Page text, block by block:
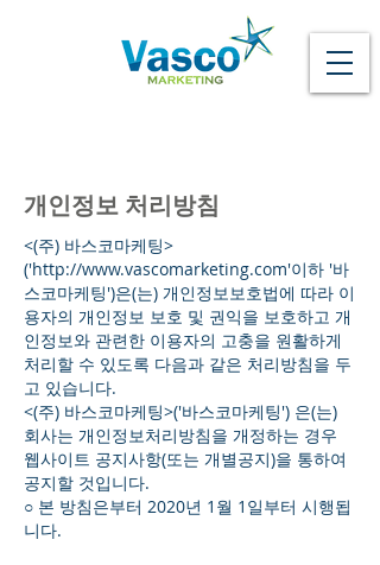
개인정보 처리방침
<(주) 바스코마케팅>
('http://www.vascomarketing.com'이하 '바
스코마케팅')은(는) 개인정보보호법에 따라 이
용자의 개인정보 보호 및 권익을 보호하고 개
인정보와 관련한 이용자의 고충을 원활하게
처리할 수 있도록 다음과 같은 처리방침을 두
고 있습니다.
<(주) 바스코마케팅>('바스코마케팅') 은(는)
회사는 개인정보처리방침을 개정하는 경우
웹사이트 공지사항(또는 개별공지)을 통하여
공지할 것입니다.
○ 본 방침은부터 2020년 1월 1일부터 시행됩
니다.